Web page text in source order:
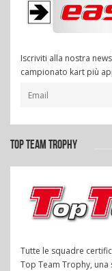
Iscriviti alla nostra
campionato kart più
TOP TEAM TROPHY
Tutte le squadre
Top Team Trophy, una